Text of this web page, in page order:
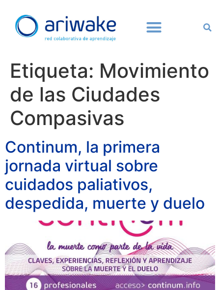
Etiqueta: Movimiento
de las Ciudades
Compasivas
Continum, la primera
jornada virtual sobre
cuidados paliativos,
despedida, muerte y duelo